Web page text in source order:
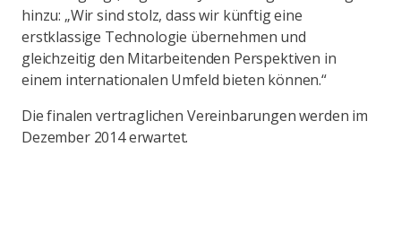
hinzu: „Wir sind stolz, dass wir künftig eine
erstklassige Technologie übernehmen und
gleichzeitig den Mitarbeitenden Perspektiven in
einem internationalen Umfeld bieten können.“
Die finalen vertraglichen Vereinbarungen werden im
Dezember 2014 erwartet.